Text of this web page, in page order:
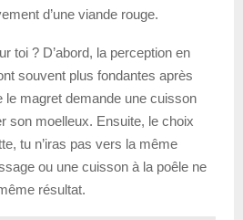
d’une viande rouge.
toi ? D’abord, la perception en
souvent plus fondantes après
le magret demande une cuisson
son moelleux. Ensuite, le choix
tu n’iras pas vers la même
ou une cuisson à la poêle ne
résultat.